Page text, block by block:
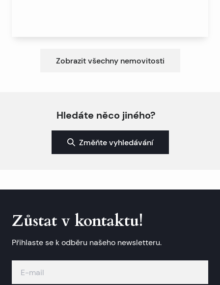
Zobrazit všechny nemovitosti
Hledáte něco jiného?
Změňte vyhledávání
Zůstat v kontaktu!
Přihlaste se k odběru našeho newsletteru.